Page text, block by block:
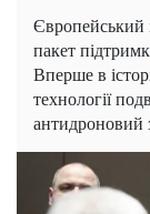
Європейський
пакет
Вперше в
технології
антидроновий